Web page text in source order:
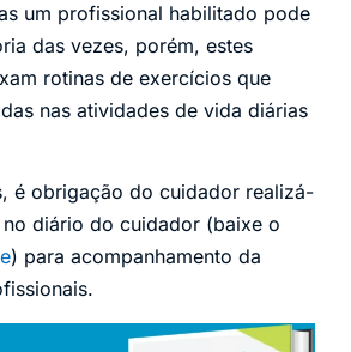
um profissional habilitado pode
das vezes, porém, estes
rotinas de exercícios que
nas atividades de vida diárias
é obrigação do cuidador realizá-
diário do cuidador (baixe o
) para acompanhamento da